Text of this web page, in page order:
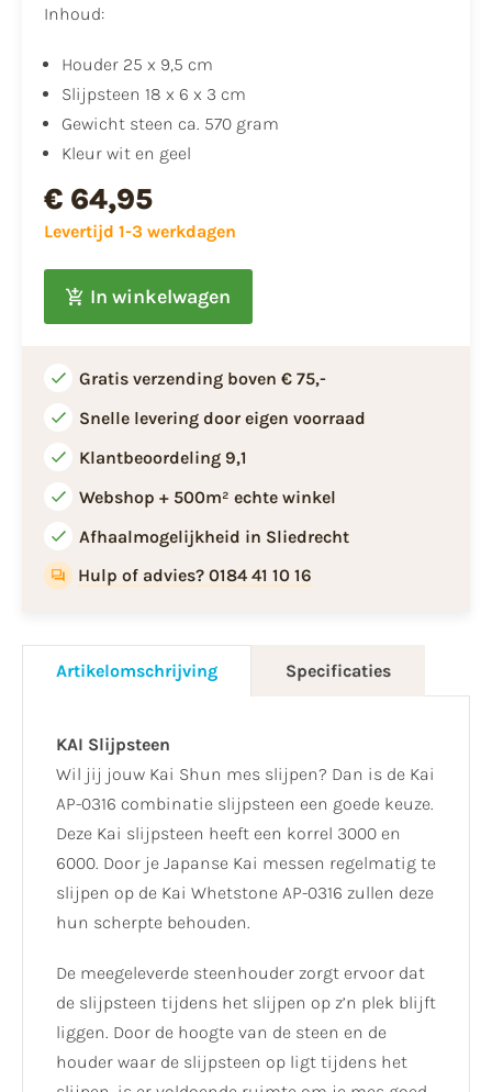
Inhoud:
Houder 25 x 9,5 cm
Slijpsteen 18 x 6 x 3 cm
Gewicht steen ca. 570 gram
Kleur wit en geel
€ 64,95
Levertijd 1-3 werkdagen
In winkelwagen
Gratis verzending boven € 75,-
Snelle levering door eigen voorraad
Klantbeoordeling 9,1
Webshop + 500m² echte winkel
Afhaalmogelijkheid in Sliedrecht
Hulp of advies? 0184 41 10 16
Artikelomschrijving Specificaties
KAI Slijpsteen
Wil jij jouw Kai Shun mes slijpen? Dan is de Kai
AP-0316 combinatie slijpsteen een goede keuze.
Deze Kai slijpsteen heeft een korrel 3000 en
6000. Door je Japanse Kai messen regelmatig te
slijpen op de Kai Whetstone AP-0316 zullen deze
hun scherpte behouden.
De meegeleverde steenhouder zorgt ervoor dat
de slijpsteen tijdens het slijpen op z’n plek blijft
liggen. Door de hoogte van de steen en de
houder waar de slijpsteen op ligt tijdens het